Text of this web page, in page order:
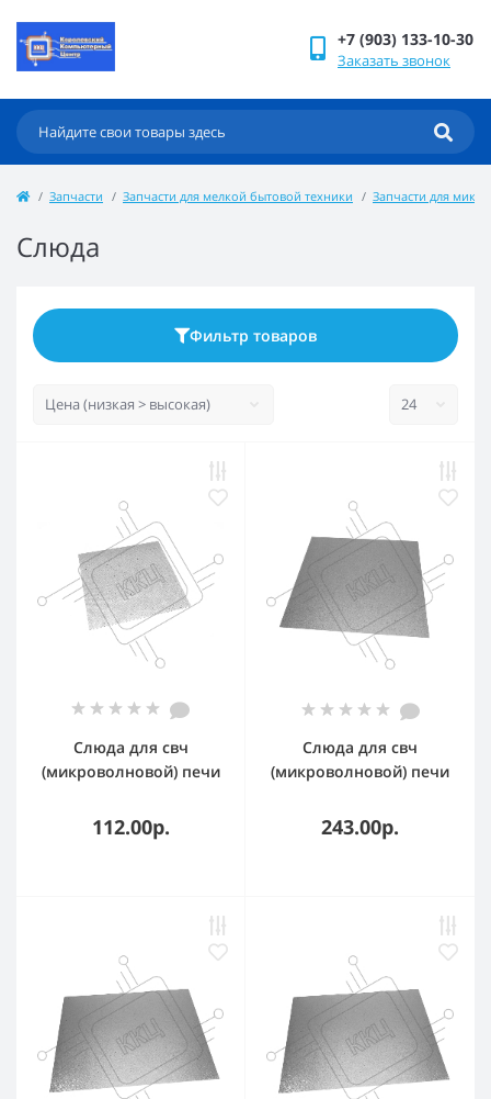
+7 (903) 133-10-30
Заказать звонок
Запчасти Запчасти для мелкой бытовой техники Запчасти для
Слюда
Фильтр товаров
Слюда для свч
(микроволновой) печи
112.00р.
Слюда для свч
(микроволновой) печи
243.00р.